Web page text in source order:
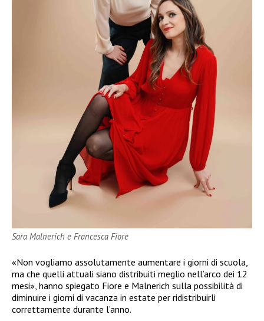
Sara Malnerich e Francesca Fiore
«Non vogliamo assolutamente aumentare i giorni di scuola,
ma che quelli attuali siano distribuiti meglio nell’arco dei 12
mesi», hanno spiegato Fiore e Malnerich sulla possibilità di
diminuire i giorni di vacanza in estate per ridistribuirli
correttamente durante l’anno.